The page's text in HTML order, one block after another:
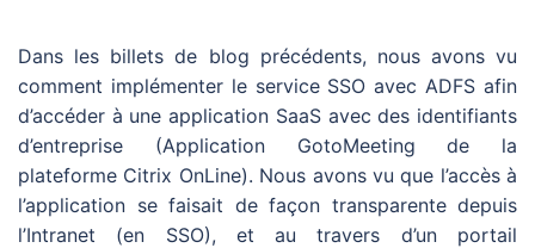
Dans les billets de blog précédents, nous avons vu
comment implémenter le service SSO avec ADFS afin
d’accéder à une application SaaS avec des identifiants
d’entreprise (Application GotoMeeting de la
plateforme Citrix OnLine). Nous avons vu que l’accès à
l’application se faisait de façon transparente depuis
l’Intranet (en SSO), et au travers d’un portail